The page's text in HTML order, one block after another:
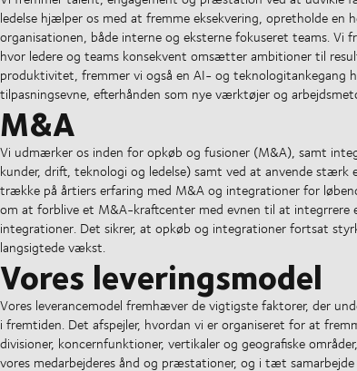
ledelse hjælper os med at fremme eksekvering, opretholde
organisationen, både interne og eksterne fokuseret teams.
hvor ledere og teams konsekvent omsætter ambitioner til
produktivitet, fremmer vi også en AI- og teknologitankegang
tilpasningsevne, efterhånden som nye værktøjer og
M&A
Vi udmærker os inden for opkøb og fusioner (M&A), samt
kunder, drift, teknologi og ledelse) samt ved at anvende
trække på årtiers erfaring med M&A og integrationer for
om at forblive et M&A-kraftcenter med evnen til at integrrere
integrationer. Det sikrer, at opkøb og integrationer fortsat
langsigtede vækst.
Vores leveringsmodel
Vores leverancemodel fremhæver de vigtigste faktorer, der
i fremtiden. Det afspejler, hvordan vi er organiseret for at
divisioner, koncernfunktioner, vertikaler og geografiske
vores medarbejderes ånd og præstationer, og i tæt